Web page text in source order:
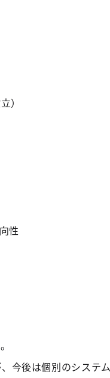
）
性
今後は個別のシステ